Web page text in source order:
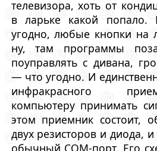
телевизора, хоть от
в ларьке какой попало.
угодно, любые кнопки на
ну, там программы
поуправлять с дивана,
— что угодно. И
инфракрасного
компьютеру принимать
этом приемник состоит,
двух резисторов и диода,
обычный COM-порт. Его